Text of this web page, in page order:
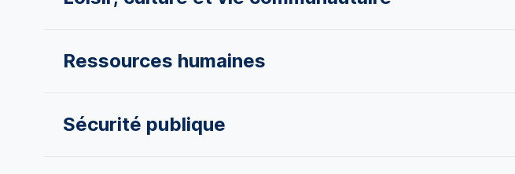
Ressources humaines
Sécurité publique